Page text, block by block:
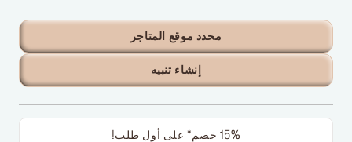
محدد موقع المتاجر
إنشاء تنبيه
15% خصم* على أول طلب!